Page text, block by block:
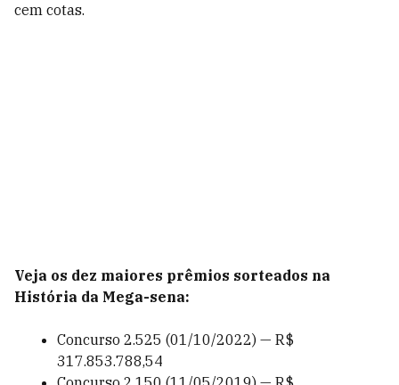
cem cotas.
Veja os dez maiores prêmios sorteados na
História da Mega-sena:
Concurso 2.525 (01/10/2022) — R$
317.853.788,54